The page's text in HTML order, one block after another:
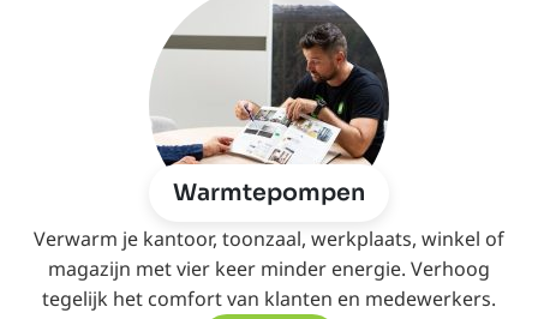
Warmtepompen
Verwarm je kantoor, toonzaal, werkplaats, winkel of
magazijn met vier keer minder energie. Verhoog
tegelijk het comfort van klanten en medewerkers.